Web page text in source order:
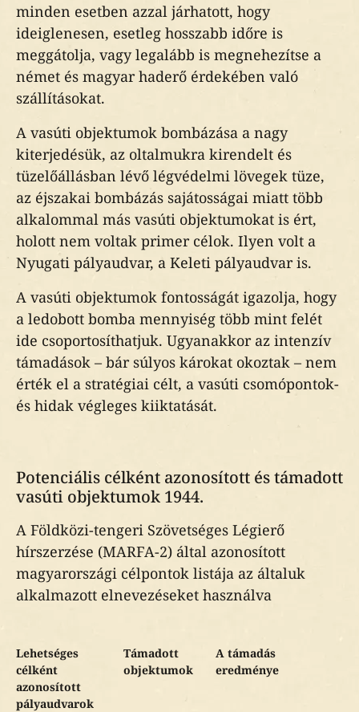
minden esetben azzal járhatott, hogy
ideiglenesen, esetleg hosszabb időre is
meggátolja, vagy legalább is megnehezítse a
német és magyar haderő érdekében való
szállításokat.
A vasúti objektumok bombázása a nagy
kiterjedésük, az oltalmukra kirendelt és
tüzelőállásban lévő légvédelmi lövegek tüze,
az éjszakai bombázás sajátosságai miatt több
alkalommal más vasúti objektumokat is ért,
holott nem voltak primer célok. Ilyen volt a
Nyugati pályaudvar, a Keleti pályaudvar is.
A vasúti objektumok fontosságát igazolja, hogy
a ledobott bomba mennyiség több mint felét
ide csoportosíthatjuk. Ugyanakkor az intenzív
támadások – bár súlyos károkat okoztak – nem
érték el a stratégiai célt, a vasúti csomópontok-
és hidak végleges kiiktatását.
Potenciális célként azonosított és támadott
vasúti objektumok 1944.
A Földközi-tengeri Szövetséges Légierő
hírszerzése (MARFA-2) által azonosított
magyarországi célpontok listája az általuk
alkalmazott elnevezéseket használva
Lehetséges
célként
azonosított
pályaudvarok
Támadott
objektumok
A támadás
eredménye